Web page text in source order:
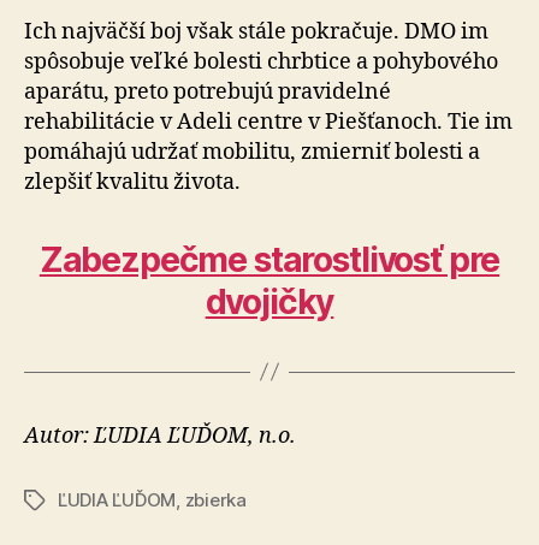
Ich najväčší boj však stále pokračuje. DMO im
spôsobuje veľké bolesti chrbtice a pohybového
aparátu, preto po­tre­bu­jú pravidelné
rehabilitácie v Adeli centre v Piešťanoch. Tie im
pomáhajú udržať mobilitu, zmierniť bolesti a
zlep­šiť kvalitu života.
Zabezpečme starostlivosť pre
dvojičky
Autor: ĽUDIA ĽUĎOM, n.o.
ZnačkyĽUDIA ĽUĎOM zbierka